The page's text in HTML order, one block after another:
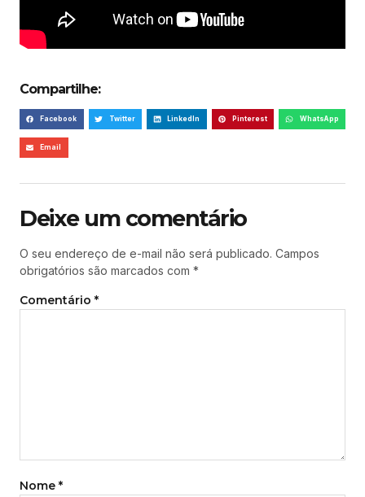
Compartilhe:
Facebook Twitter LinkedIn Pinterest WhatsApp
Email
Deixe um comentário
O seu endereço de e-mail não será publicado. Campos
obrigatórios são marcados com *
Comentário *
Nome *